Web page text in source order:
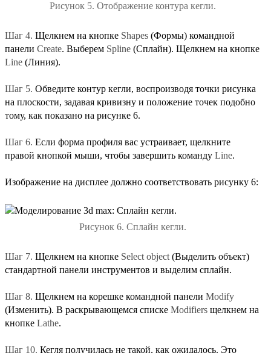
Рисунок 5. Отображение контура кегли.
Шаг 4. Щелкнем на кнопке Shapes (Формы) командной
панели Create. Выберем Spline (Сплайн). Щелкнем на кнопке
Line (Линия).
Шаг 5. Обведите контур кегли, воспроизводя точки рисунка
на плоскости, задавая кривизну и положение точек подобно
тому, как показано на рисунке 6.
Шаг 6. Если форма профиля вас устраивает, щелкните
правой кнопкой мыши, чтобы завершить команду Line.
Изображение на дисплее должно соответствовать рисунку 6:
Рисунок 6. Сплайн кегли.
Шаг 7. Щелкнем на кнопке Select object (Выделить объект)
стандартной панели инструментов и выделим сплайн.
Шаг 8. Щелкнем на корешке командной панели Modify
(Изменить). В раскрывающемся списке Modifiers щелкнем на
кнопке Lathe.
Шаг 10. Кегля получилась не такой, как ожидалось. Это